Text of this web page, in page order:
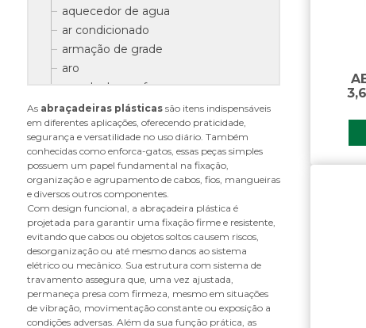
aquecedor de agua
ar condicionado
armação de grade
aro
arruela do parafuso
B
bandeja do retrovisor
base do suporte do paralama
batente da grade
bomba de cabine
borracha do tubo do suporte
paralama
botão da trava do volante
braço de retrovisor
braco retrovisor
C
Asabraçadeiras plásticassão itens indispensáveis
em diferentes aplicações, oferecendo praticidade,
segurança e versatilidade no uso diário. Também
conhecidas como enforca-gatos, essas peças simples
possuem um papel fundamental na fixação,
organização e agrupamento de cabos, fios, mangueiras
e diversos outros componentes.
Com design funcional, a abraçadeira plástica é
projetada para garantir uma fixação firme e resistente,
evitando que cabos ou objetos soltos causem riscos,
desorganização ou até mesmo danos ao sistema
elétrico ou mecânico. Sua estrutura com sistema de
travamento assegura que, uma vez ajustada,
permaneça presa com firmeza, mesmo em situações
de vibração, movimentação constante ou exposição a
condições adversas. Além da sua função prática, as